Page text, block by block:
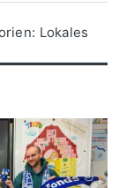
Lokales